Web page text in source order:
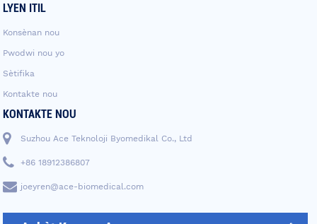
LYEN ITIL
Konsènan nou
Pwodwi nou yo
Sètifika
Kontakte nou
KONTAKTE NOU
Suzhou Ace Teknoloji Byomedikal Co., Ltd
+86 18912386807
joeyren@ace-biomedical.com